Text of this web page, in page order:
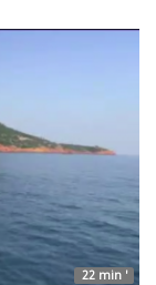
22 min '